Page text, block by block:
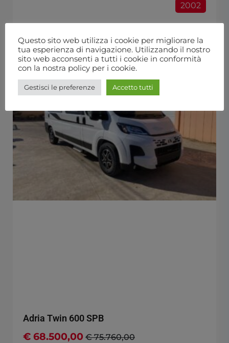
2002
Adria Twin 600 SPB
€ 68.500,00 € 75.760,00
Questo sito web utilizza i cookie per migliorare la
tua esperienza di navigazione. Utilizzando il nostro
sito web acconsenti a tutti i cookie in conformità
con la nostra policy per i cookie.
Gestisci le preferenze Accetto tutti